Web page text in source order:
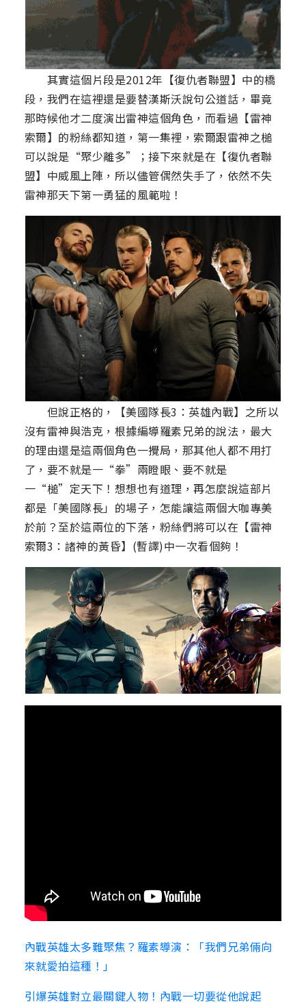
其實這個片段是2012年【復仇者聯盟】中的橋
段，我們在這裡還是要替漢斯沃說句公道話，畢竟
那時候他才二度演出雷神這個角色，而看過【雷神
索爾】的粉絲都知道，第一集裡，索爾跟雷神之槌
可以說是“聚少離多”；接下來就是在【復仇者聯
盟】中威風上陣，所以儘管偶然失手了，依然不失
雷神那天下第一勇猛的風範啦！
但說正格的，【美國隊長3：英雄內戰】之所以
沒有雷神與浩克，根據編導羅素兄弟的說法，最大
的理由還是這兩個角色一攪局，那其他人都不用打
了，要不就是一“拳”兩瞪眼、要不就是
一“槌”定天下！想想也有道理，再怎麼說這部片
都是「美國隊長」的場子，怎能讓這兩個大咖專美
於前？至於這兩位的下落，粉絲們將可以在【雷神
索爾3：諸神的黃昏】(暫譯)中一次看個夠！
內戰英雄太多難聚焦？羅素導演：「我們兄弟倆向
來就愛拍這種！」
引爆英雄對立最關鍵人物！內戰一切要從他說起